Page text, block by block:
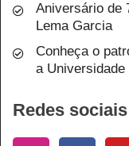
Aniversário de
Lema Garcia
Conheça o
a Universidade
Redes sociais